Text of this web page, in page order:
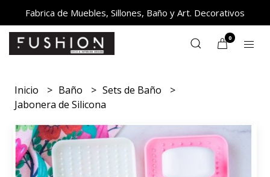
Fabrica de Muebles, Sillones, Baño y Art. Decorativos
0
Inicio Baño
Sets de Baño
Jabonera de Silicona